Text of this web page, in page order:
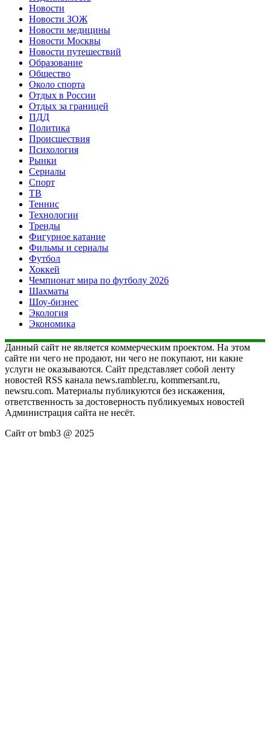
Новости
Новости ЗОЖ
Новости медицины
Новости Москвы
Новости путешествий
Образование
Общество
Около спорта
Отдых в России
Отдых за границей
ПДД
Политика
Происшествия
Психология
Рынки
Сериалы
Спорт
ТВ
Теннис
Технологии
Тренды
Фигурное катание
Фильмы и сериалы
Футбол
Хоккей
Чемпионат мира по футболу 2026
Шахматы
Шоу-бизнес
Экология
Экономика
Данный сайт не является коммерческим проектом. На этом
сайте ни чего не продают, ни чего не покупают, ни какие
услуги не оказываются. Сайт представляет собой ленту
новостей RSS канала news.rambler.ru, kommersant.ru,
newsru.com. Материалы публикуются без искажения,
ответственность за достоверность публикуемых новостей
Администрация сайта не несёт.
Сайт от bmb3 @ 2025